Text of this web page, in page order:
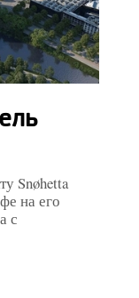
Snøhetta
на его
с